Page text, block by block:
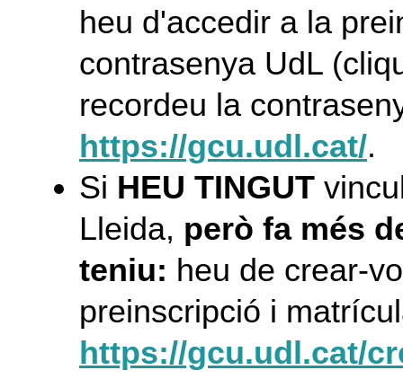
heu d'accedir a la
contrasenya UdL
recordeu la
https://gcu.udl.cat/.
Si HEU TINGUT
Lleida, però fa més
teniu: heu de crear-
preinscripció i
https://gcu.udl.cat/